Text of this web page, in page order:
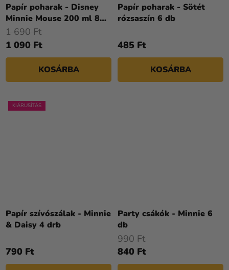
Papír poharak - Disney
Minnie Mouse 200 ml 8
drb
1 090 Ft
1 690 Ft
KOSÁRBA
Papír poharak - Sötét
rózsaszín 6 db
485 Ft
KOSÁRBA
KIÁRUSÍTÁS
Papír szívószálak - Minnie
& Daisy 4 drb
790 Ft
Party csákók - Minnie 6
db
840 Ft
990 Ft